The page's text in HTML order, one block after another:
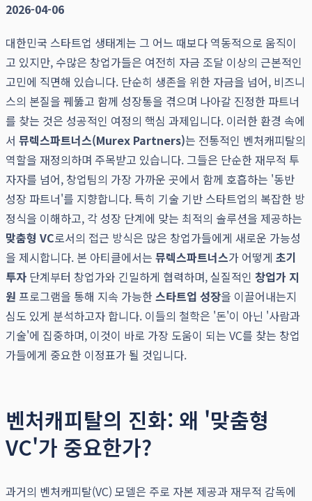
2026-04-06
대한민국 스타트업 생태계는 그 어느 때보다 역동적으로 움직이
고 있지만, 수많은 창업가들은 여전히 자금 조달 이상의 근본적인
고민에 직면해 있습니다. 단순히 생존을 위한 자금을 넘어, 비즈니
스의 본질을 꿰뚫고 함께 성장통을 겪으며 나아갈 진정한 파트너
를 찾는 것은 성공적인 여정의 핵심 과제입니다. 이러한 환경 속에
서 뮤렉스파트너스(Murex Partners)는 전통적인 벤처캐피탈의
역할을 재정의하며 주목받고 있습니다. 그들은 단순한 재무적 투
자자를 넘어, 창업팀의 가장 가까운 곳에서 함께 호흡하는 '동반
성장 파트너'를 지향합니다. 특히 기술 기반 스타트업의 복잡한 방
정식을 이해하고, 각 성장 단계에 맞는 최적의 솔루션을 제공하는
맞춤형 VC로서의 접근 방식은 많은 창업가들에게 새로운 가능성
을 제시합니다. 본 아티클에서는 뮤렉스파트너스가 어떻게 초기
투자 단계부터 창업가와 긴밀하게 협력하며, 실질적인 창업가 지
원 프로그램을 통해 지속 가능한스타트업 성장을 이끌어내는지
심도 있게 분석하고자 합니다. 이들의 철학은 '돈'이 아닌 '사람과
기술'에 집중하며, 이것이 바로 가장 도움이 되는 VC를 찾는 창업
가들에게 중요한 이정표가 될 것입니다.
벤처캐피탈의 진화: 왜 '맞춤형
VC'가 중요한가?
과거의 벤처캐피탈(VC) 모델은 주로 자본 제공과 재무적 감독에